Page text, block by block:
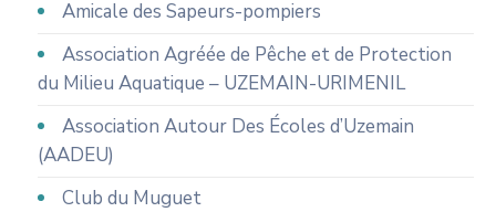
Amicale des Sapeurs-pompiers
Association Agréée de Pêche et de Protection
du Milieu Aquatique – UZEMAIN-URIMENIL
Association Autour Des Écoles d’Uzemain
(AADEU)
Club du Muguet